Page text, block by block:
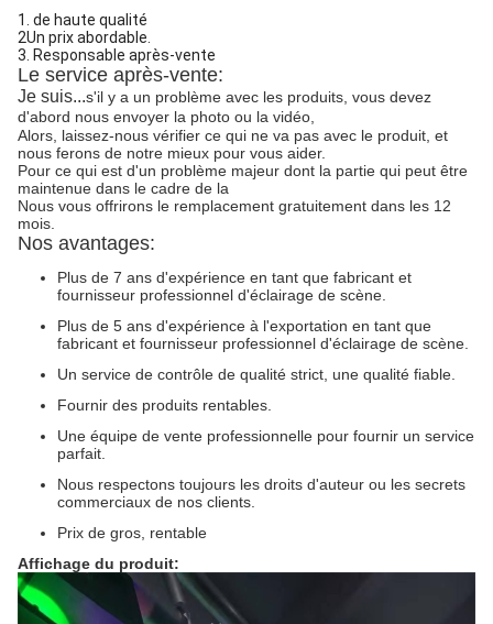
1. de haute qualité
2Un prix abordable.
3. Responsable après-vente
Le service après-vente:
Je suis...s'il y a un problème avec les produits, vous devez
d'abord nous envoyer la photo ou la vidéo,
Alors, laissez-nous vérifier ce qui ne va pas avec le produit, et
nous ferons de notre mieux pour vous aider.
Pour ce qui est d'un problème majeur dont la partie qui peut être
maintenue dans le cadre de la
Nous vous offrirons le remplacement gratuitement dans les 12
mois.
Nos avantages:
Plus de 7 ans d'expérience en tant que fabricant et
fournisseur professionnel d'éclairage de scène.
Plus de 5 ans d'expérience à l'exportation en tant que
fabricant et fournisseur professionnel d'éclairage de scène.
Un service de contrôle de qualité strict, une qualité fiable.
Fournir des produits rentables.
Une équipe de vente professionnelle pour fournir un service
parfait.
Nous respectons toujours les droits d'auteur ou les secrets
commerciaux de nos clients.
Prix de gros, rentable
Affichage du produit: